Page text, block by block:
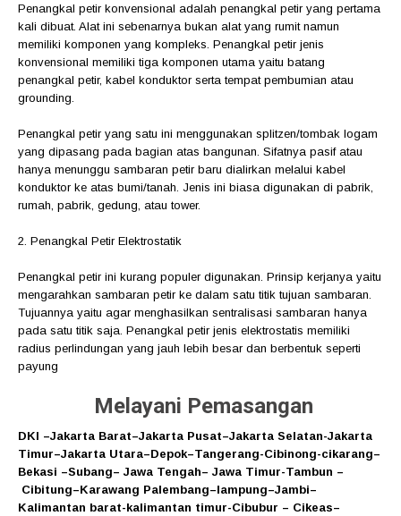
Penangkal petir konvensional adalah penangkal petir yang pertama
kali dibuat. Alat ini sebenarnya bukan alat yang rumit namun
memiliki komponen yang kompleks. Penangkal petir jenis
konvensional memiliki tiga komponen utama yaitu batang
penangkal petir, kabel konduktor serta tempat pembumian atau
grounding.
Penangkal petir yang satu ini menggunakan splitzen/tombak logam
yang dipasang pada bagian atas bangunan. Sifatnya pasif atau
hanya menunggu sambaran petir baru dialirkan melalui kabel
konduktor ke atas bumi/tanah. Jenis ini biasa digunakan di pabrik,
rumah, pabrik, gedung, atau tower.
2. Penangkal Petir Elektrostatik
Penangkal petir ini kurang populer digunakan. Prinsip kerjanya yaitu
mengarahkan sambaran petir ke dalam satu titik tujuan sambaran.
Tujuannya yaitu agar menghasilkan sentralisasi sambaran hanya
pada satu titik saja. Penangkal petir jenis elektrostatis memiliki
radius perlindungan yang jauh lebih besar dan berbentuk seperti
payung
Melayani Pemasangan
DKI –Jakarta Barat–Jakarta Pusat–Jakarta Selatan-Jakarta
Timur–Jakarta Utara–Depok–Tangerang-Cibinong-cikarang–
Bekasi –Subang– Jawa Tengah– Jawa Timur-Tambun –
Cibitung–Karawang Palembang–lampung–Jambi–
Kalimantan barat-kalimantan timur-Cibubur – Cikeas–